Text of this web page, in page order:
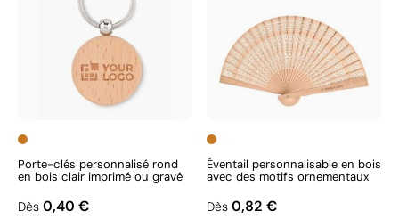
Porte-clés personnalisé rond
en bois clair imprimé ou gravé
Dès 0,40 €
Éventail personnalisable en bois
avec des motifs ornementaux
Dès 0,82 €